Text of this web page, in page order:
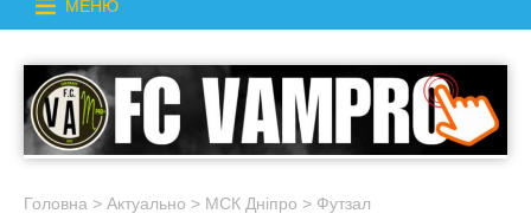
МЕНЮ
Головна > Актуально > МСК Дніпро > Футзал